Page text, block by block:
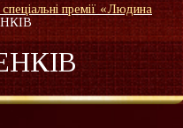
премії «Людина